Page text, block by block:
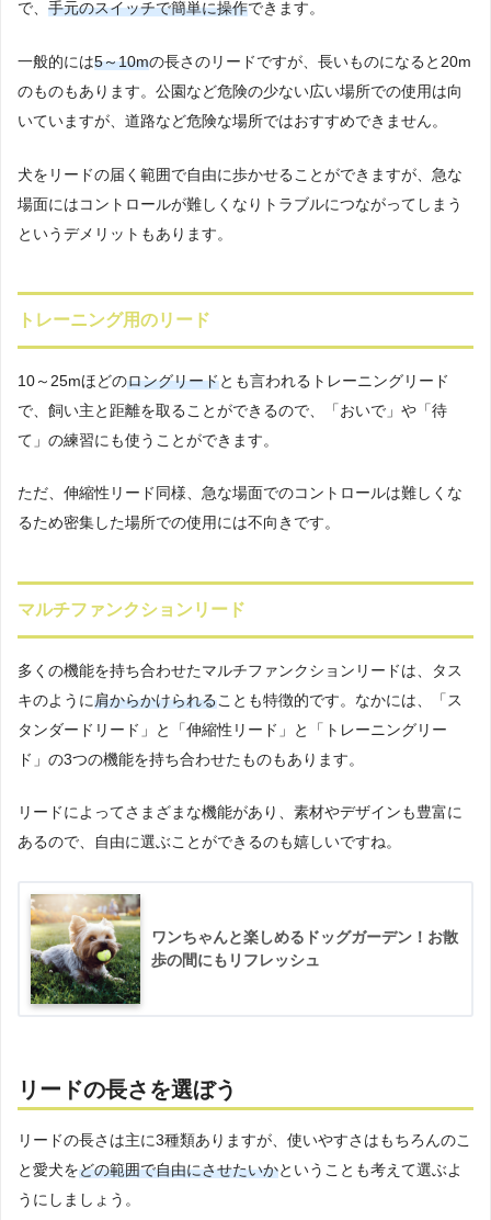
で、 手元のスイッチで簡単に操作できます。
一般的には5～10mの長さのリードですが、長いものになると20m
のものもあります。公園など危険の少ない広い場所での使用は向
いていますが、道路など危険な場所ではおすすめできません。
犬をリードの届く範囲で自由に歩かせることができますが、急な
場面にはコントロールが難しくなりトラブルにつながってしまう
というデメリットもあります。
トレーニング用のリード
10～25mほどのロングリードとも言われるトレーニングリード
で、飼い主と距離を取ることができるので、「おいで」や「待
て」の練習にも使うことができます。
ただ、伸縮性リード同様、急な場面でのコントロールは難しくな
るため密集した場所での使用には不向きです。
マルチファンクションリード
多くの機能を持ち合わせたマルチファンクションリードは、タス
キのように肩からかけられることも特徴的です。なかには、「ス
タンダードリード」と「伸縮性リード」と「トレーニングリー
ド」の3つの機能を持ち合わせたものもあります。
リードによってさまざまな機能があり、素材やデザインも豊富に
あるので、自由に選ぶことができるのも嬉しいですね。
ワンちゃんと楽しめるドッグガーデン！お散
歩の間にもリフレッシュ
リードの長さを選ぼう
リードの長さは主に3種類ありますが、使いやすさはもちろんのこ
と愛犬をどの範囲で自由にさせたいかということも考えて選ぶよ
うにしましょう。